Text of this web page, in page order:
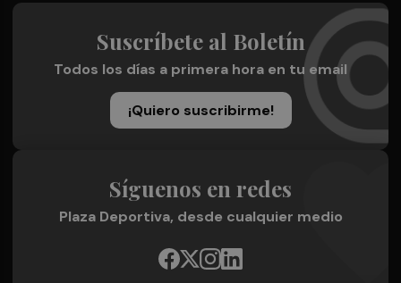
Suscríbete al Boletín
Todos los días a primera hora en tu email
¡Quiero suscribirme!
Síguenos en redes
Plaza Deportiva, desde cualquier medio